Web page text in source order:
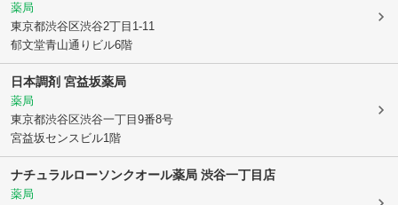
薬局
東京都渋谷区渋谷2丁目1-11
郁文堂青山通りビル6階
日本調剤 宮益坂薬局
薬局
東京都渋谷区渋谷一丁目9番8号
宮益坂センスビル1階
ナチュラルローソンクオール薬局 渋谷一丁目店
薬局